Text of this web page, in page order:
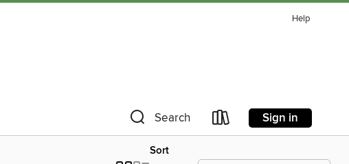
Help
Search Sign in
Sort